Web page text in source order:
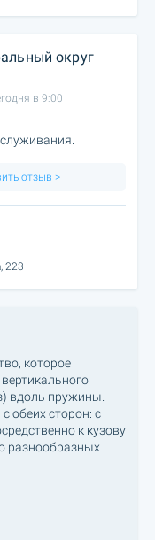
округ
в 9:00
отзыв >
223
которое
вдоль пружины.
обеих сторон: с
к кузову
разнообразных